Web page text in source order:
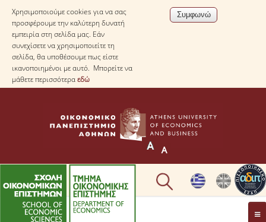
Χρησιμοποιούμε cookies για να σας
προσφέρουμε την καλύτερη δυνατή
εμπειρία στη σελίδα μας. Εάν
συνεχίσετε να χρησιμοποιείτε τη
σελίδα, θα υποθέσουμε πως είστε
ικανοποιημένοι με αυτό. Μπορείτε να
μάθετε περισσότεραεδώ